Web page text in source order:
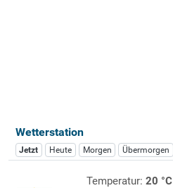
Wetterstation
Jetzt Heute Morgen Übermorgen
Temperatur: 20 °C